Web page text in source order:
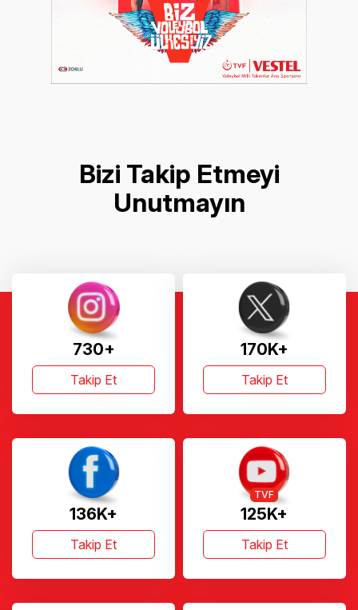
Bizi Takip Etmeyi
Unutmayın
730+
Takip Et
170K+
Takip Et
136K+
Takip Et
125K+
TVF
Takip Et